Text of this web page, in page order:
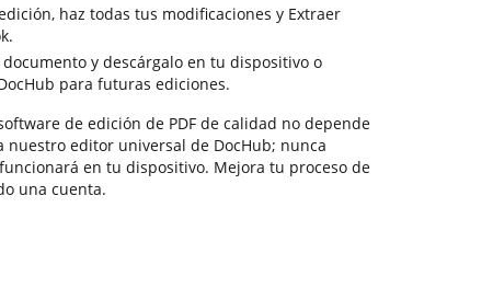
haz todas tus modificaciones y Extraer
y descárgalo en tu dispositivo o
para futuras ediciones.
de edición de PDF de calidad no depende
nuestro editor universal de DocHub; nunca
en tu dispositivo. Mejora tu proceso de
una cuenta.